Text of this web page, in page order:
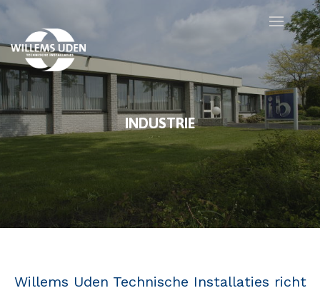
INDUSTRIE
Willems Uden Technische Installaties richt